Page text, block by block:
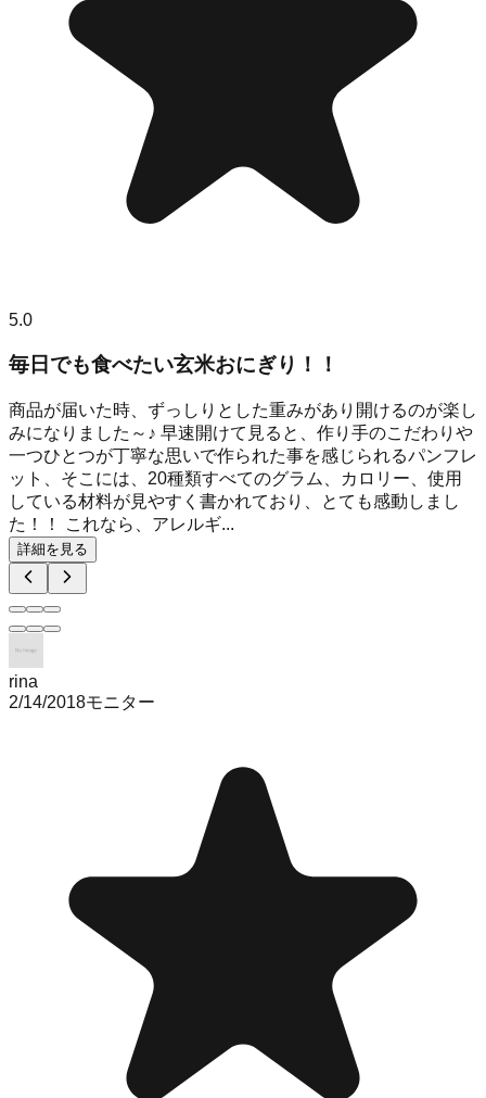
5.0
毎日でも食べたい玄米おにぎり！！
商品が届いた時、ずっしりとした重みがあり開けるのが楽し
みになりました～♪ 早速開けて見ると、作り手のこだわりや
一つひとつが丁寧な思いで作られた事を感じられるパンフレ
ット、そこには、20種類すべてのグラム、カロリー、使用
している材料が見やすく書かれており、とても感動しまし
た！！ これなら、アレルギ...
詳細を見る
rina
2/14/2018モニター